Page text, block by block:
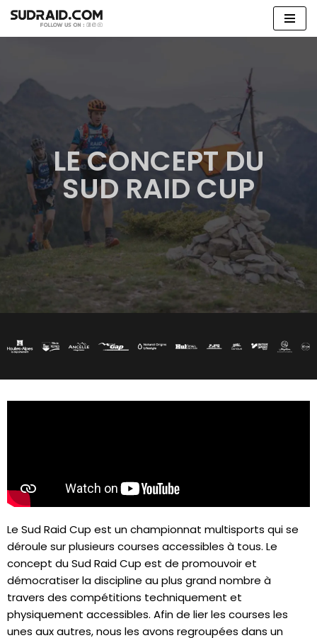
Aller
LE CONCEPT DU
SUD RAID CUP
Le Sud Raid Cup est un championnat multisports qui se
déroule sur plusieurs courses accessibles à tous. Le
concept du Sud Raid Cup est de promouvoir et
démocratiser la discipline au plus grand nombre à
travers des compétitions techniquement et
physiquement accessibles. Afin de lier les courses les
unes aux autres, nous les avons regroupées dans un